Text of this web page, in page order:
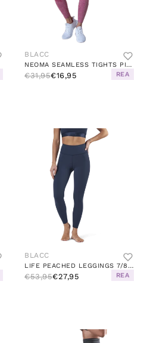
BLACC
NEOMA SEAMLESS TIGHTS PINK
€31,95€16,95 REA
BLACC
LIFE PEACHED LEGGINGS 7/8 BLUE
€53,95€27,95 REA